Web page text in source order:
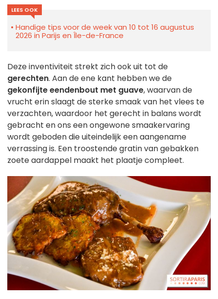
LEES OOK
Handige tips voor de week van 10 tot 16 augustus
2026 in Parijs en Île-de-France
Deze inventiviteit strekt zich ook uit tot de
gerechten. Aan de ene kant hebben we de
gekonfijte eendenbout met guave, waarvan de
vrucht erin slaagt de sterke smaak van het vlees te
verzachten, waardoor het gerecht in balans wordt
gebracht en ons een ongewone smaakervaring
wordt geboden die uiteindelijk een aangename
verrassing is. Een troostende gratin van gebakken
zoete aardappel maakt het plaatje compleet.